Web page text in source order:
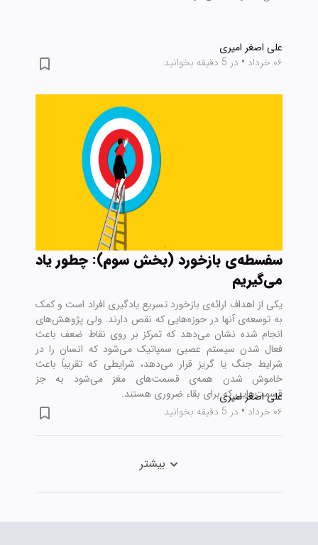
علی اصغر امیری
۰۶ خرداد
• در 5 دقیقه بخوانید
سفسطه‌ی بازخورد (بخش سوم): چطور یاد
می‌گیریم
یکی از اهداف ارائه‌ی بازخورد تسریع یادگیری افراد است و کمک
به توسعه‌ی آنها در حوزه‌هایی که نقص دارند. ولی پژوهش‌های
انجام شده نشان می‌دهد که تمرکز بر روی نقاط ضعف باعث
فعال شدن سیستم عصبی سمپاتیک می‌شود که انسان را در
شرایط جنگ یا گریز قرار می‌دهد، شرایطی که تقریباً باعث
خاموش شدن همه‌ی قسمت‌های مغز می‌شود به جز
قسمت‌هایی که برای بقاء ضروری هستند.
علی اصغر امیری
۰۶ خرداد
• در 5 دقیقه بخوانید
بیشتر